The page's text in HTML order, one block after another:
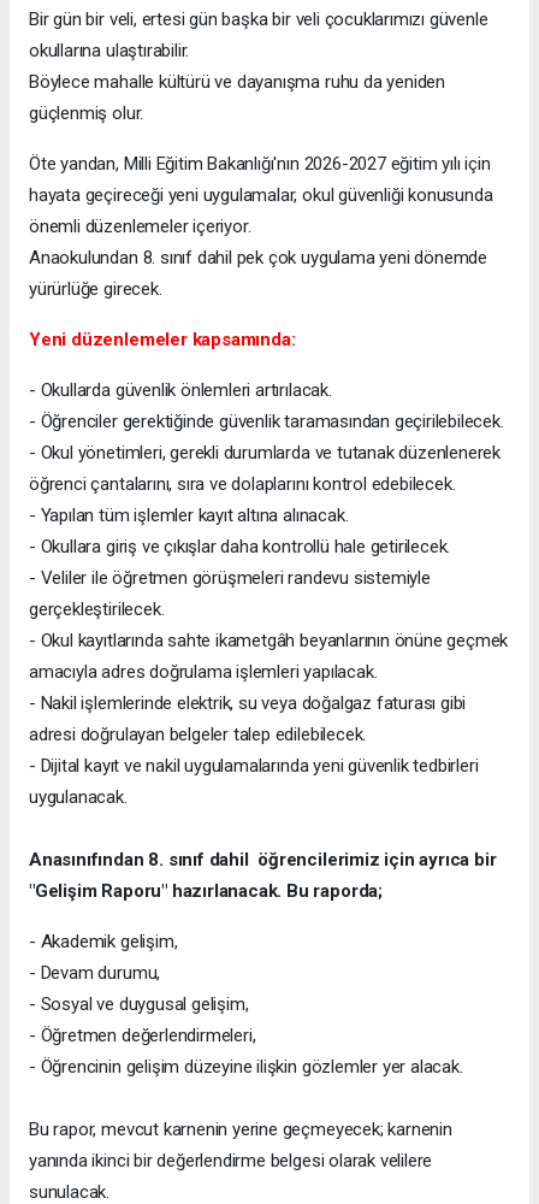
Bir gün bir veli, ertesi gün başka bir veli çocuklarımızı güvenle
okullarına ulaştırabilir.
Böylece mahalle kültürü ve dayanışma ruhu da yeniden
güçlenmiş olur.
Öte yandan, Milli Eğitim Bakanlığı'nın 2026-2027 eğitim yılı için
hayata geçireceği yeni uygulamalar, okul güvenliği konusunda
önemli düzenlemeler içeriyor.
Anaokulundan 8. sınıf dahil pek çok uygulama yeni dönemde
yürürlüğe girecek.
Yeni düzenlemeler kapsamında:
- Okullarda güvenlik önlemleri artırılacak.
- Öğrenciler gerektiğinde güvenlik taramasından geçirilebilecek.
- Okul yönetimleri, gerekli durumlarda ve tutanak düzenlenerek
öğrenci çantalarını, sıra ve dolaplarını kontrol edebilecek.
- Yapılan tüm işlemler kayıt altına alınacak.
- Okullara giriş ve çıkışlar daha kontrollü hale getirilecek.
- Veliler ile öğretmen görüşmeleri randevu sistemiyle
gerçekleştirilecek.
- Okul kayıtlarında sahte ikametgâh beyanlarının önüne geçmek
amacıyla adres doğrulama işlemleri yapılacak.
- Nakil işlemlerinde elektrik, su veya doğalgaz faturası gibi
adresi doğrulayan belgeler talep edilebilecek.
- Dijital kayıt ve nakil uygulamalarında yeni güvenlik tedbirleri
uygulanacak.
Anasınıfından 8. sınıf dahil öğrencilerimiz için ayrıca bir
"Gelişim Raporu" hazırlanacak. Bu raporda;
- Akademik gelişim,
- Devam durumu,
- Sosyal ve duygusal gelişim,
- Öğretmen değerlendirmeleri,
- Öğrencinin gelişim düzeyine ilişkin gözlemler yer alacak.
Bu rapor, mevcut karnenin yerine geçmeyecek; karnenin
yanında ikinci bir değerlendirme belgesi olarak velilere
sunulacak.